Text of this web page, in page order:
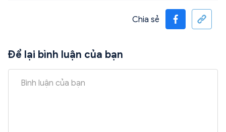
Chia sẻ
Để lại bình luận của bạn